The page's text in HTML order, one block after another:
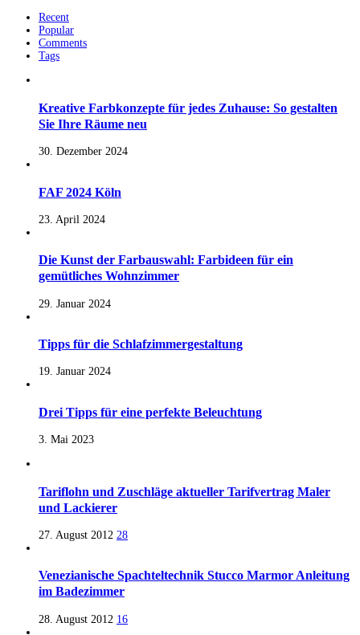
Recent
Popular
Comments
Tags
Kreative Farbkonzepte für jedes Zuhause: So gestalten
Sie Ihre Räume neu
30. Dezember 2024
FAF 2024 Köln
23. April 2024
Die Kunst der Farbauswahl: Farbideen für ein
gemütliches Wohnzimmer
29. Januar 2024
Tipps für die Schlafzimmergestaltung
19. Januar 2024
Drei Tipps für eine perfekte Beleuchtung
3. Mai 2023
Tariflohn und Zuschläge aktueller Tarifvertrag Maler
und Lackierer
27. August 2012 28
Venezianische Spachteltechnik Stucco Marmor Anleitung
im Badezimmer
28. August 2012 16